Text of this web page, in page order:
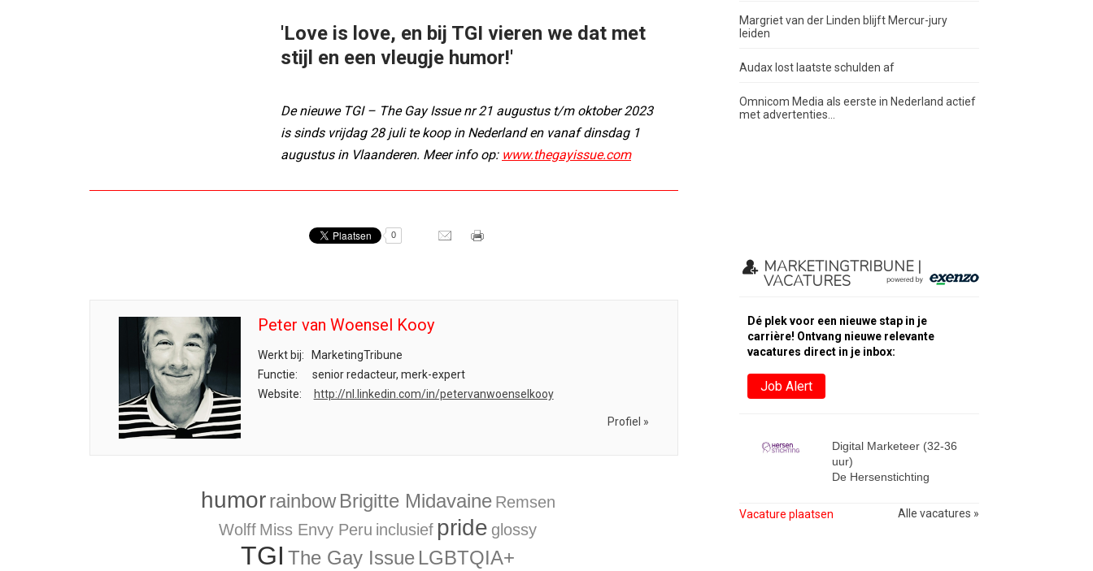
'Love is love, en bij TGI vieren we dat met
stijl en een vleugje humor!'
De nieuwe TGI – The Gay Issue nr 21 augustus t/m oktober 2023
is sinds vrijdag 28 juli te koop in Nederland en vanaf dinsdag 1
augustus in Vlaanderen. Meer info op: www.thegayissue.com
0
Peter van Woensel Kooy
Werkt bij:
MarketingTribune
Functie:
senior redacteur, merk-expert
Website:
http://nl.linkedin.com/in/petervanwoenselkooy
Profiel »
humorrainbow Brigitte Midavaine Remsen
Wolff Miss Envy Peru inclusief pride glossy
TGI The Gay Issue LGBTQIA+
Margriet van der Linden blijft Mercur-jury
leiden
Audax lost laatste schulden af
Omnicom Media als eerste in Nederland actief
met advertenties...
MARKETINGTRIBUNE |
VACATURES
Dé plek voor een nieuwe stap in je
carrière! Ontvang nieuwe relevante
vacatures direct in je inbox:
Job Alert
Digital Marketeer (32-36
uur)
De Hersenstichting
Vacature plaatsen Alle vacatures »